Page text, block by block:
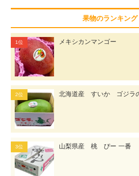
果物のランキング
メキシカンマンゴー
北海道産 すいか ゴジラ
山梨県産 桃 ぴー 一番